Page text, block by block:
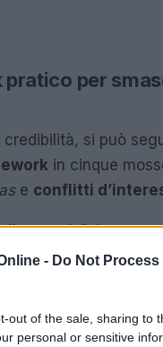
- Do Not
out of the sale, sharing to
personal or sensitive
pratico per
credibilità, si può
in cinque
e conflitti
l’autore definisce
di giudizio? Sono
interni ascoltabili e
sono dichiarati